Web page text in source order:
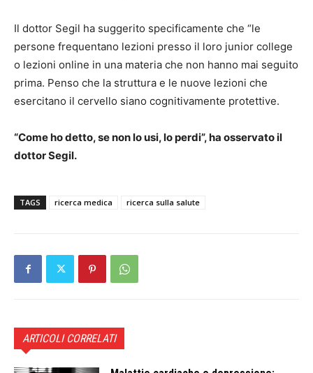
Il dottor Segil ha suggerito specificamente che “le
persone frequentano lezioni presso il loro junior college
o lezioni online in una materia che non hanno mai seguito
prima. Penso che la struttura e le nuove lezioni che
esercitano il cervello siano cognitivamente protettive.
“Come ho detto, se non lo usi, lo perdi”, ha osservato il
dottor Segil.
TAGS ricerca medica ricerca sulla salute
ARTICOLI CORRELATI